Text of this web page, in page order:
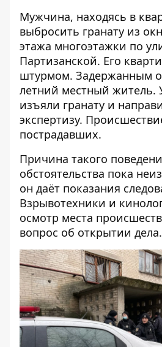
Мужчина, находясь в
выбросить гранату из
этажа многоэтажки по
Партизанской. Его
штурмом. Задержанным
летний местный
изъяли гранату и
экспертизу.
пострадавших.
Причина такого
обстоятельства пока
он даёт показания
Взрывотехники и
осмотр места
вопрос об открытии дела.